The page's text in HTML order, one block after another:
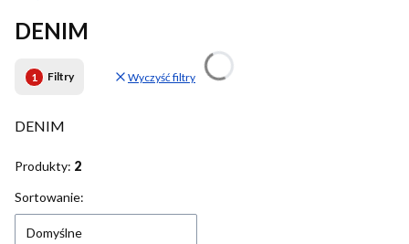
DENIM
Filtry Wyczyść filtry
DENIM
Produkty: 2
Lista produktów
Sortowanie:
Domyślne